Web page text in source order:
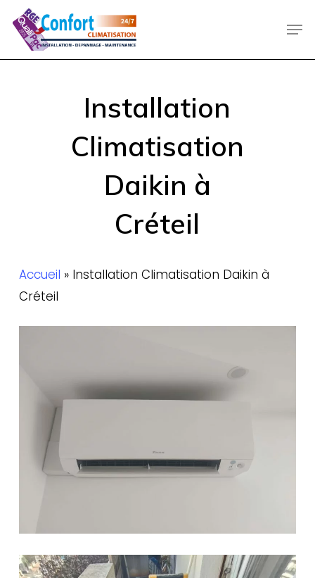
Skip
main
Installation
Climatisation
Daikin à
Créteil
Accueil » Installation Climatisation Daikin à
Créteil